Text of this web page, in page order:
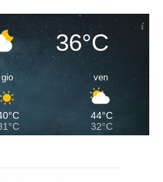
36°C
gio ven
44°C
32°C